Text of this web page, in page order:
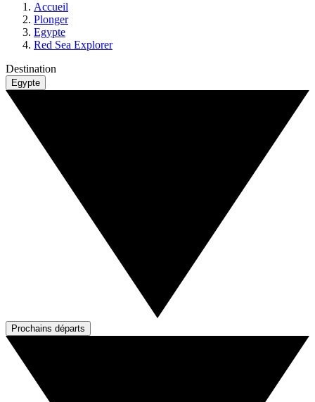
Accueil
Plonger
Egypte
Red Sea Explorer
Destination
Egypte
Prochains départs